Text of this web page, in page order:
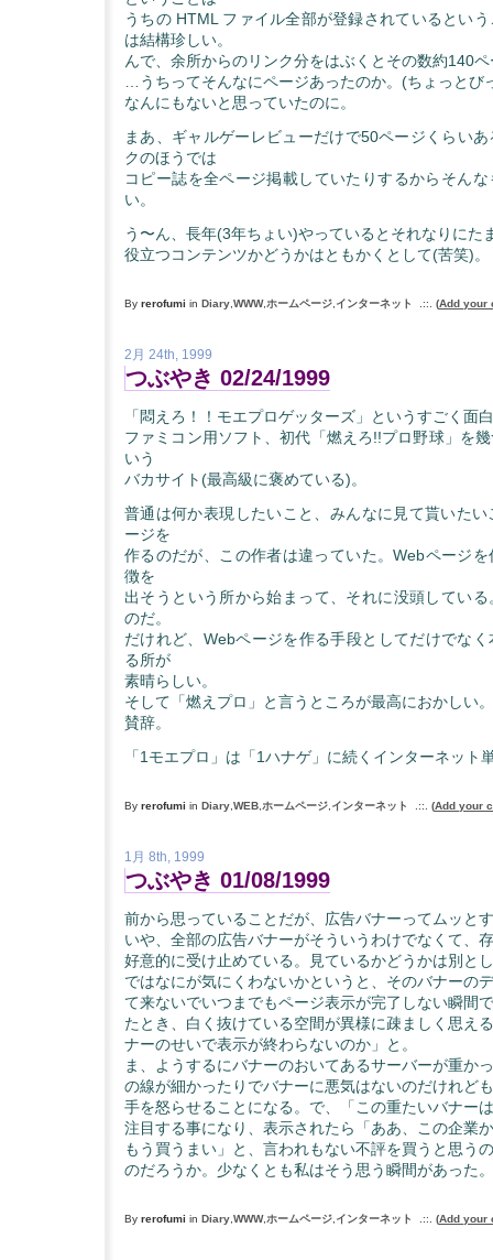
うちの HTML ファイル全部が登録されているとい
は結構珍しい。
んで、余所からのリンク分をはぶくとその数約140
…うちってそんなにページあったのか。(ちょっとび
なんにもないと思っていたのに。
まあ、ギャルゲーレビューだけで50ページくらい
クのほうでは
コピー誌を全ページ掲載していたりするからそん
い。
う〜ん、長年(3年ちょい)やっているとそれなりにた
役立つコンテンツかどうかはともかくとして(苦笑)。
By rerofumi in Diary WWW, ホームページ インターネット .::. (Add your
2月 24th, 1999
つぶやき 02/24/1999
「悶えろ！！モエプロゲッターズ」というすごく面
ファミコン用ソフト、初代「燃えろ!!プロ野球」を
いう
バカサイト(最高級に褒めている)。
普通は何か表現したいこと、みんなに見て貰いた
ージを
作るのだが、この作者は違っていた。Webページ
徴を
出そうという所から始まって、それに没頭してい
のだ。
だけれど、Webページを作る手段としてだけでな
る所が
素晴らしい。
そして「燃えプロ」と言うところが最高におかしい。
賛辞。
「1モエプロ」は「1ハナゲ」に続くインターネット
By rerofumi in Diary WEB ホームページ インターネット .::. (Add your
1月 8th, 1999
つぶやき 01/08/1999
前から思っていることだが、広告バナーってムッと
いや、全部の広告バナーがそういうわけでなくて、
好意的に受け止めている。見ているかどうかは別と
ではなにが気にくわないかというと、そのバナーの
て来ないでいつまでもページ表示が完了しない瞬間
たとき、白く抜けている空間が異様に疎ましく思え
ナーのせいで表示が終わらないのか」と。
ま、ようするにバナーのおいてあるサーバーが重か
の線が細かったりでバナーに悪気はないのだけれど
手を怒らせることになる。で、「この重たいバナー
注目する事になり、表示されたら「ああ、この企業
もう買うまい」と、言われもない不評を買うと思う
のだろうか。少なくとも私はそう思う瞬間があった。
By rerofumi in Diary WWW, ホームページ インターネット .::. (Add your